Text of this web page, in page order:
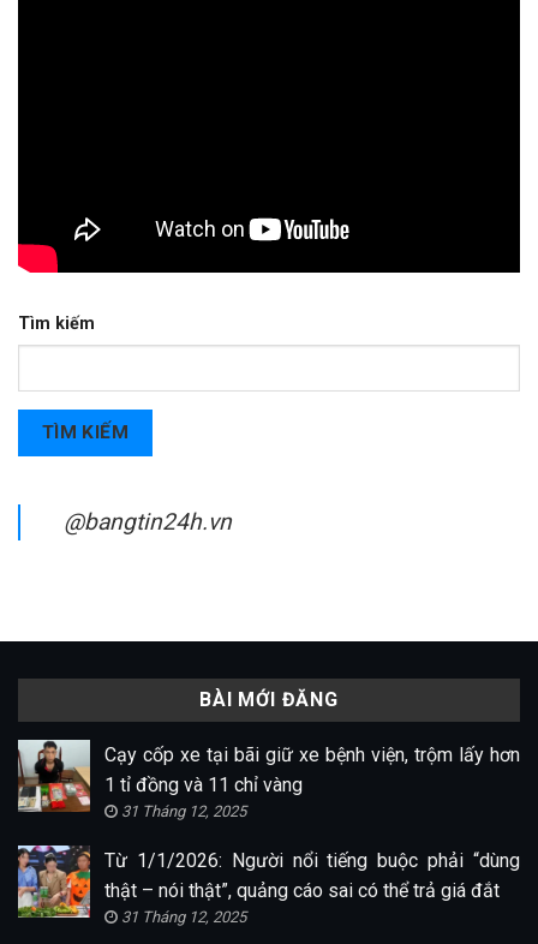
Tìm kiếm
TÌM KIẾM
@bangtin24h.vn
BÀI MỚI ĐĂNG
Cạy cốp xe tại bãi giữ xe bệnh viện, trộm lấy hơn
1 tỉ đồng và 11 chỉ vàng
31 Tháng 12, 2025
Từ 1/1/2026: Người nổi tiếng buộc phải “dùng
thật – nói thật”, quảng cáo sai có thể trả giá đắt
31 Tháng 12, 2025